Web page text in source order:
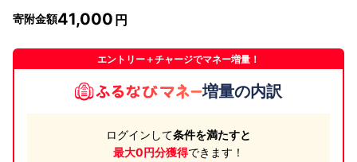
寄附金額41,000
エントリー＋チャージでマネー増量！
増量の内訳
ログインして条件を満たすと
最大0円分獲得できます！